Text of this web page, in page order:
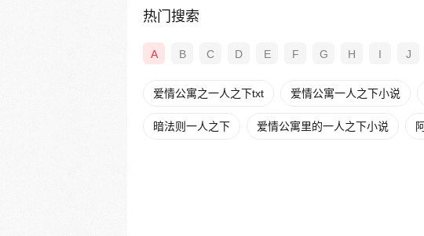
热门搜索
A B C D E F G H I J
爱情公寓之一人之下txt 爱情公寓一人之下小说
暗法则一人之下 爱情公寓里的一人之下小说